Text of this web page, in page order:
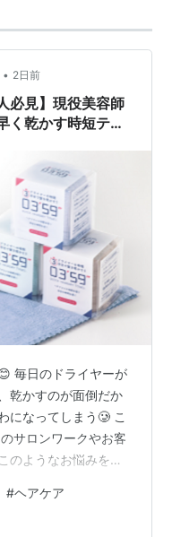
• 2日前
必見】現役美容師
く乾かす時短テク
毎日のドライヤーが
乾かすのが面倒だか
になってしまう🥲 こ
サロンワークやお客
のようなお悩みを本
今回は、現役美容師
する視点をもとに、
#ヘアケア